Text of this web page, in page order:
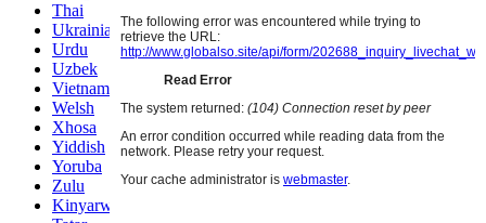
Thai
Ukrainian
Urdu
Uzbek
Vietnamese
Welsh
Xhosa
Yiddish
Yoruba
Zulu
Kinyarwanda